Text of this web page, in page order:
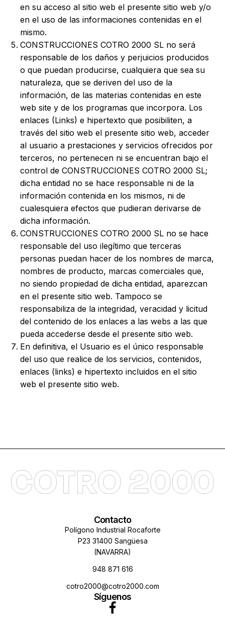
en su acceso al sitio web el presente sitio web y/o
en el uso de las informaciones contenidas en el
mismo.
CONSTRUCCIONES COTRO 2000 SL no será
responsable de los daños y perjuicios producidos
o que puedan producirse, cualquiera que sea su
naturaleza, que se deriven del uso de la
información, de las materias contenidas en este
web site y de los programas que incorpora. Los
enlaces (Links) e hipertexto que posibiliten, a
través del sitio web el presente sitio web, acceder
al usuario a prestaciones y servicios ofrecidos por
terceros, no pertenecen ni se encuentran bajo el
control de CONSTRUCCIONES COTRO 2000 SL;
dicha entidad no se hace responsable ni de la
información contenida en los mismos, ni de
cualesquiera efectos que pudieran derivarse de
dicha información.
CONSTRUCCIONES COTRO 2000 SL no se hace
responsable del uso ilegítimo que terceras
personas puedan hacer de los nombres de marca,
nombres de producto, marcas comerciales que,
no siendo propiedad de dicha entidad, aparezcan
en el presente sitio web. Tampoco se
responsabiliza de la integridad, veracidad y licitud
del contenido de los enlaces a las webs a las que
pueda accederse desde el presente sitio web.
En definitiva, el Usuario es el único responsable
del uso que realice de los servicios, contenidos,
enlaces (links) e hipertexto incluidos en el sitio
web el presente sitio web.
Contacto
Polígono Industrial Rocaforte
P23 31400 Sangüesa
(NAVARRA)
948 871 616
cotro2000@cotro2000.com
Síguenos